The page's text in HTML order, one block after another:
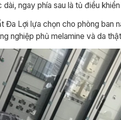
ngay phía sau là tủ điều
Lợi lựa chọn cho phòng ban
nghiệp phủ melamine và da